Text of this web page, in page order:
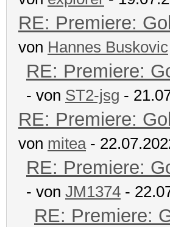
RE: Premiere:
von Hannes Buskovic
RE: Premiere:
- von ST2-jsg -
RE: Premiere:
von mitea-
RE: Premiere:
- von JM1374 -
RE: Premiere: